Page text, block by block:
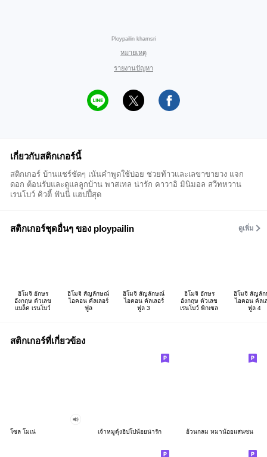
Ploypailin khamsri
หมายเหตุ
รายงานปัญหา
เกี่ยวกับสติกเกอร์นี้
สติกเกอร์ บ้านแชร์ชัดๆ เน้นคำพูดใช้บ่อย ช่วยท้าวเเละเลขาขายวง แจก
ดอก ต้อนรับและดูแลลูกบ้าน พาสเทล น่ารัก คาวาอิ มินิมอล สวีทหวาน
เรนโบว์ คิวตี้ ฟันนี่ แฮปปี้สุด
สติกเกอร์ชุดอื่นๆ ของ ploypailin ดูเพิ่ม
อิโมจิ อักษร
อังกฤษ ตัวเลข
แบล็ค เรนโบว์
อิโมจิ สัญลักษณ์
ไอคอน คัลเลอร์
ฟูล
อิโมจิ สัญลักษณ์
ไอคอน คัลเลอร์
ฟูล 3
อิโมจิ อักษร
อังกฤษ ตัวเลข
เรนโบว์ พิกเซล
อิโมจิ สัญลั
ไอคอน คัลเ
ฟูล 4
สติกเกอร์ที่เกี่ยวข้อง
โซล โมเน่ เจ้าหมูดุ้งฮิปโปน้อยน่ารัก อ้วนกลม หมาน้อยแสนซน